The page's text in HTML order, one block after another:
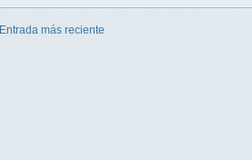
Entrada más reciente